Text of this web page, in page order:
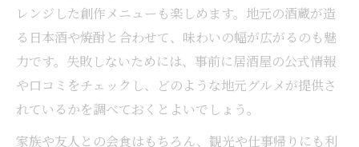
レンジした創作メニューも楽しめます。地元の酒蔵が造
る日本酒や焼酎と合わせて、味わいの幅が広がるのも魅
力です。失敗しないためには、事前に居酒屋の公式情報
や口コミをチェックし、どのような地元グルメが提供さ
れているかを調べておくとよいでしょう。
家族や友人との会食はもちろん、観光や仕事帰りにも利